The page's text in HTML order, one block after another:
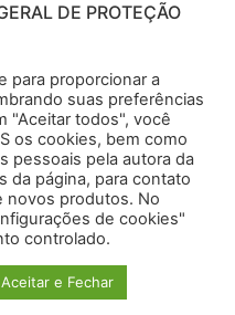
esses passos que
otimizar os seus
ao Avançado
reservados
DE PROTEÇÃO
para proporcionar a
suas preferências
"Aceitar todos", você
os cookies, bem como
pessoais pela autora da
da página, para contato
novos produtos. No
de cookies"
controlado.
Aceitar e Fechar